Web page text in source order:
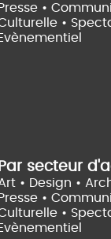
Presse •
•
Evènementiel
Par secteur
• Design •
Presse •
•
Evènementiel